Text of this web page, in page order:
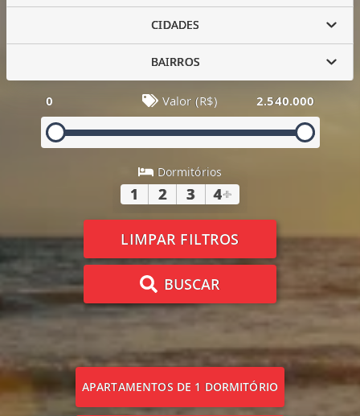
CIDADES
BAIRROS
0 Valor (R$) 2.540.000
Dormitórios
1 2 3 4+
LIMPAR FILTROS
BUSCAR
APARTAMENTOS DE 1 DORMITÓRIO